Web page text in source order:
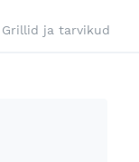
Grillid ja tarvikud